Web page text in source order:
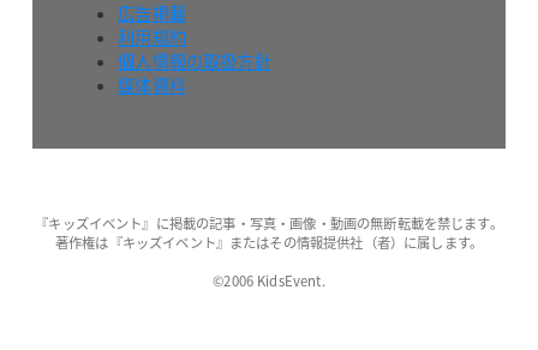
広告掲載
利用規約
個人情報の取扱方針
媒体資料
『キッズイベント』に掲載の記事・写真・画像・動画の無断転載を禁じます。
著作権は『キッズイベント』またはその情報提供社（者）に属します。
©2006 KidsEvent.